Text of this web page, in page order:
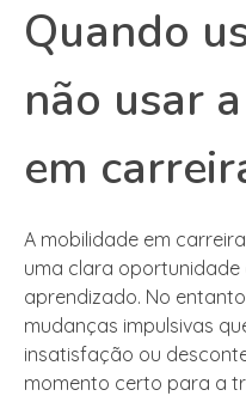
Quando
não usar
em
A mobilidade em
uma clara oportunidade
aprendizado. No
mudanças impulsivas
insatisfação ou
momento certo para a